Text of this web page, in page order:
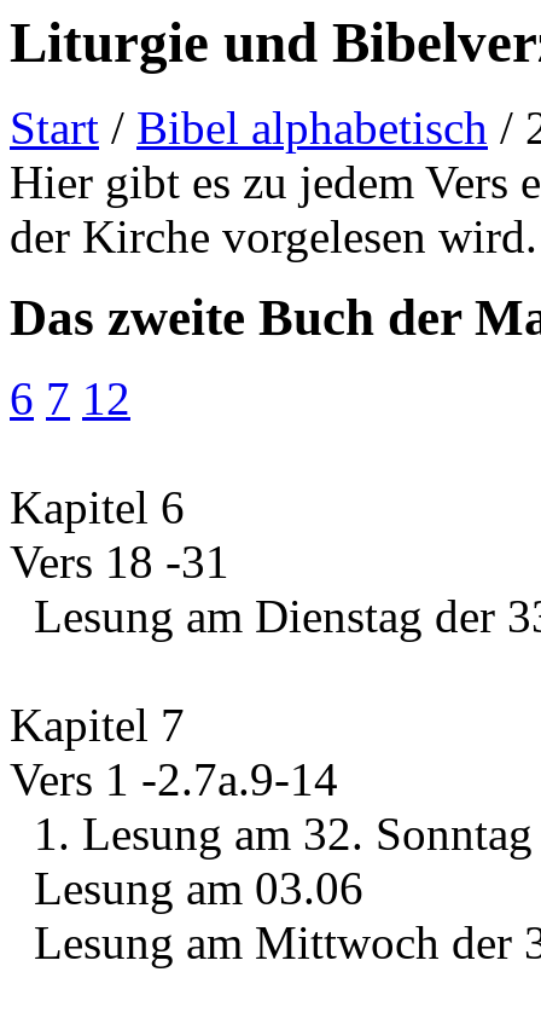
Liturgie und
Start / Bibel alphabetisch /
Hier gibt es zu jedem Vers
der Kirche vorgelesen wird.
Das zweite Buch der
6 7 12
Kapitel 6
Vers 18 -31
Lesung am Dienstag der
Kapitel 7
Vers 1 -2.7a.9-14
1. Lesung am 32.
Lesung am 03.06
Lesung am Mittwoch der